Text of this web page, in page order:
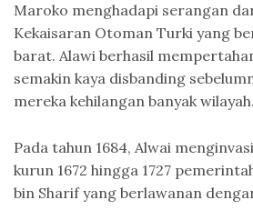
Maroko menghadapi serangan
Kekaisaran Otoman Turki yang
barat. Alawi berhasil
semakin kaya disbanding
mereka kehilangan banyak wilayah.
Pada tahun 1684, Alwai
kurun 1672 hingga 1727
bin Sharif yang berlawanan